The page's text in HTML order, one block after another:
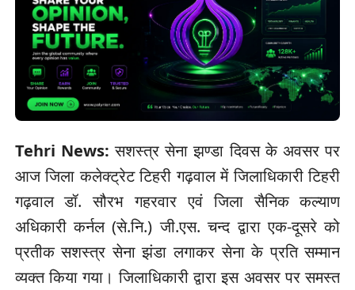
Tehri News: सशस्त्र सेना झण्डा दिवस के अवसर पर
आज जिला कलेक्ट्रेट टिहरी गढ़वाल में जिलाधिकारी टिहरी
गढ़वाल डॉ. सौरभ गहरवार एवं जिला सैनिक कल्याण
अधिकारी कर्नल (से.नि.) जी.एस. चन्द द्वारा एक-दूसरे को
प्रतीक सशस्त्र सेना झंडा लगाकर सेना के प्रति सम्मान
व्यक्त किया गया। जिलाधिकारी द्वारा इस अवसर पर समस्त